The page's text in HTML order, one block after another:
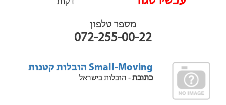
דקות
מספר טלפון
072-255-00-22
Small-Moving הובלות קטנות
כתובת- הובלות בישראל